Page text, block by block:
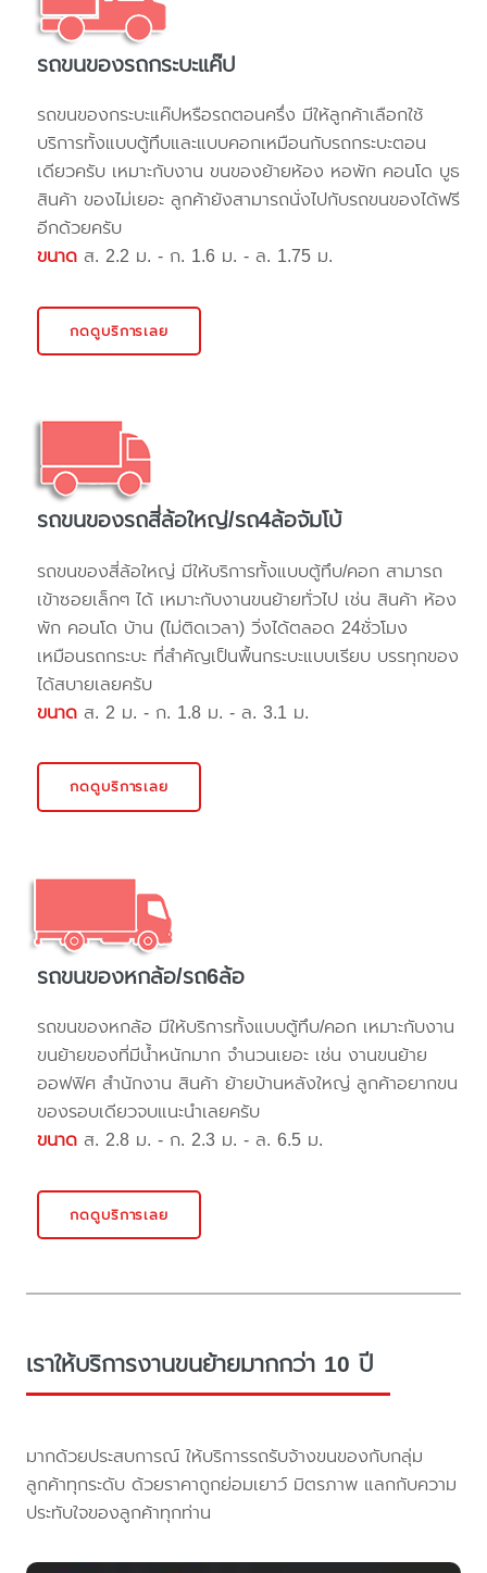
รถขนของรถกระบะแค๊ป
รถขนของกระบะแค๊ปหรือรถตอนครึ่ง มีให้ลูกค้าเลือกใช้
บริการทั้งแบบตู้ทึบและแบบคอกเหมือนกับรถกระบะตอน
เดียวครับ เหมาะกับงาน ขนของย้ายห้อง หอพัก คอนโด บูธ
สินค้า ของไม่เยอะ ลูกค้ายังสามารถนั่งไปกับรถขนของได้ฟรี
อีกด้วยครับ
ขนาด ส. 2.2 ม. - ก. 1.6 ม. - ล. 1.75 ม.
กดดูบริการเลย
รถขนของรถสี่ล้อใหญ่/รถ4ล้อจัมโบ้
รถขนของสี่ล้อใหญ่ มีให้บริการทั้งแบบตู้ทึบ/คอก สามารถ
เข้าซอยเล็กๆ ได้ เหมาะกับงานขนย้ายทั่วไป เช่น สินค้า ห้อง
พัก คอนโด บ้าน (ไม่ติดเวลา) วิ่งได้ตลอด 24ชั่วโมง
เหมือนรถกระบะ ที่สำคัญเป็นพื้นกระบะแบบเรียบ บรรทุกของ
ได้สบายเลยครับ
ขนาด ส. 2 ม. - ก. 1.8 ม. - ล. 3.1 ม.
กดดูบริการเลย
รถขนของหกล้อ/รถ6ล้อ
รถขนของหกล้อ มีให้บริการทั้งแบบตู้ทึบ/คอก เหมาะกับงาน
ขนย้ายของที่มีน้ำหนักมาก จำนวนเยอะ เช่น งานขนย้าย
ออฟฟิศ สำนักงาน สินค้า ย้ายบ้านหลังใหญ่ ลูกค้าอยากขน
ของรอบเดียวจบแนะนำเลยครับ
ขนาด ส. 2.8 ม. - ก. 2.3 ม. - ล. 6.5 ม.
กดดูบริการเลย
เราให้บริการงานขนย้ายมากกว่า 10 ปี
มากด้วยประสบการณ์ ให้บริการรถรับจ้างขนของกับกลุ่ม
ลูกค้าทุกระดับ ด้วยราคาถูกย่อมเยาว์ มิตรภาพ แลกกับความ
ประทับใจของลูกค้าทุกท่าน